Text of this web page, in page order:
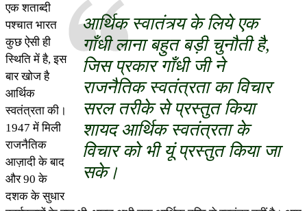
आर्थिक स्वातंत्र्य के लिये एक
गाँधी लाना बहुत बड़ी चुनौती है,
जिस प्रकार गाँधी जी ने
राजनैतिक स्वतंत्रता का विचार
सरल तरीके से प्रस्तुत किया
शायद आर्थिक स्वतंत्रता के
विचार को भी यूं प्रस्तुत किया जा
सके।
एक शताब्दी
पश्चात भारत
कुछ ऐसी ही
स्थिति में है, इस
बार खोज है
आर्थिक
स्वतंत्रता की।
1947 में मिली
राजनैतिक
आज़ादी के बाद
और 90 के
दशक के सुधार